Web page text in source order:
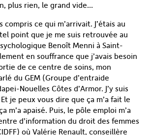
plus rien, le grand vide…
compris ce qui m’arrivait. J’étais au
point que je me suis retrouvée au
Benoît Menni à Saint-
en souffrance que j’avais besoin
de ce centre de soins, mon
du GEM (Groupe d’entraide
Nouelles Côtes d’Armor. J’y suis
je peux vous dire que ça m’a fait le
m’a apaisé. Puis, le pôle emploi m’a
d’information du droit des femmes
où Valérie Renault, conseillère